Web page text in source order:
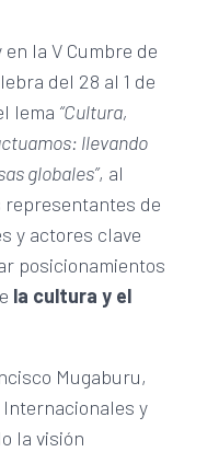
la V Cumbre de
del 28 al 1 de
lema “Cultura,
llevando
globales”, al
de
y actores clave
posicionamientos
la cultura y el
Mugaburu,
y
la visión